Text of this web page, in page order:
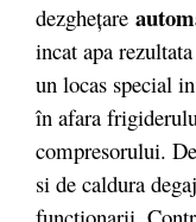
dezgheţare
incat apa
un locas special
în afara
compresorului.
si de caldura